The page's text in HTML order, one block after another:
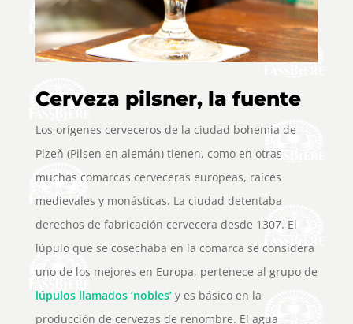
Cerveza pilsner, la fuente
Los orígenes cerveceros de la ciudad bohemia de
Plzeň (Pilsen en alemán) tienen, como en otras
muchas comarcas cerveceras europeas, raíces
medievales y monásticas. La ciudad detentaba
derechos de fabricación cervecera desde 1307. El
lúpulo que se cosechaba en la comarca se considera
uno de los mejores en Europa, pertenece al grupo de
lúpulos llamados ‘nobles’y es básico en la
producción de cervezas de renombre. El agua